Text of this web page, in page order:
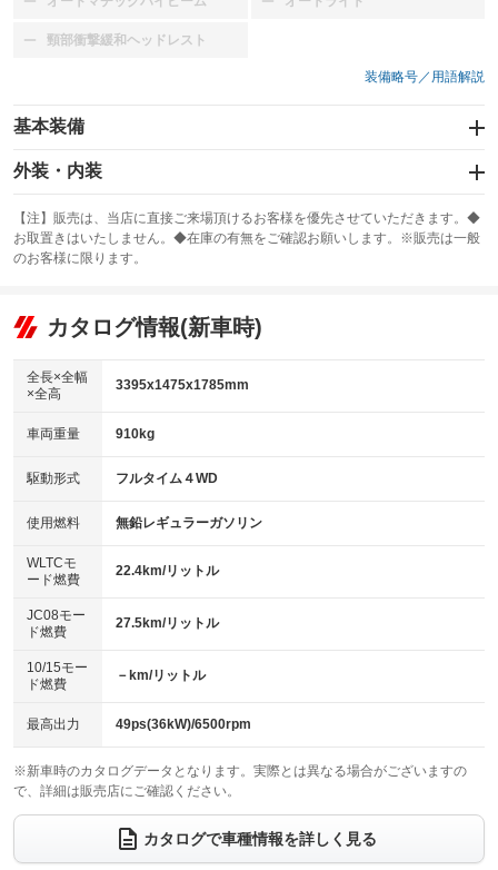
：装備なし ：装備なし
頸部衝撃緩和ヘッドレスト
：装備なし
装備略号／用語解説
基本装備
エアバッグ：運転席/助手席
：装備あり
：装備なし
サンルーフ
：装備なし ABS
リフトアップ
：装備なし
：装備なし
パワーウィンドウ
アイドリングストップ
：装備あり
USB入力端子
：装備なし
100V電源
：装備なし
センターデフロック
：装備なし
電動格納ミラー
：装備なし
外装・内装
カーナビ：ナビ
：装備あり
TV
：装備なし
ビジュアル
：装備なし
：装備なし
革シート
キーレス
HID(キセノンライト)
：装備なし
バックカメラ
：装備なし
エアロ
：装備なし
：装備なし
パワーシート
ベンチシート
：装備なし
チップアップシート
：装備なし
：装備なし ：装備なし
ウォークスルー
：装備なし
電動リアゲート フロントカメラ
：装備なし
【注】販売は、当店に直接ご来場頂けるお客様を優先させていただきます。◆
お取置きはいたしません。◆在庫の有無をご確認お願いします。※販売は一般
のお客様に限ります。
カタログ情報(新車時)
全長×全幅
×全高
3395x1475x1785mm
車両重量 910kg
駆動形式 フルタイム４WD
使用燃料 無鉛レギュラーガソリン
WLTCモ
ード燃費
22.4km/リットル
JC08モー
ド燃費
27.5km/リットル
10/15モー
ド燃費
－km/リットル
最高出力 49ps(36kW)/6500rpm
※新車時のカタログデータとなります。実際とは異なる場合がございますの
で、詳細は販売店にご確認ください。
カタログで車種情報を詳しく見る